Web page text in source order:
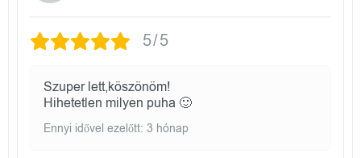
5/5
Szuper lett,köszönöm!
Hihetetlen milyen puha 🙂
Ennyi idővel ezelőtt: 3 hónap